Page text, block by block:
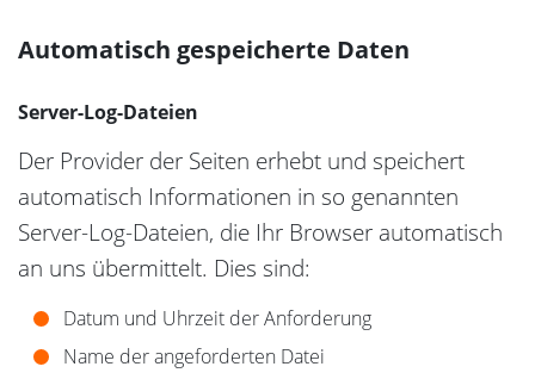
Automatisch gespeicherte Daten
Server-Log-Dateien
Der Provider der Seiten erhebt und speichert
automatisch Informationen in so genannten
Server-Log-Dateien, die Ihr Browser automatisch
an uns übermittelt. Dies sind:
Datum und Uhrzeit der Anforderung
Name der angeforderten Datei